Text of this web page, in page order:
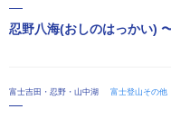
忍野八海(おしのはっかい)
富士吉田・忍野・山中湖 富士登山その他